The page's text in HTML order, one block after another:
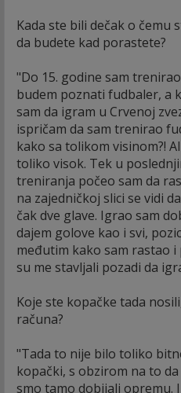
Kada ste bili dečak o čemu
da budete kad porastete?
"Do 15. godine sam
budem poznati fudbaler, a
sam da igram u Crvenoj
ispričam da sam trenirao
kako sa tolikom visinom?!
toliko visok. Tek u
treniranja počeo sam da
na zajedničkoj slici se vidi
čak dve glave. Igrao sam
dajem golove kao i svi,
međutim kako sam rastao
su me stavljali pozadi da
Koje ste kopačke tada
računa?
"Tada to nije bilo toliko
kopački, s obzirom na to
smo tamo dobijali opremu.